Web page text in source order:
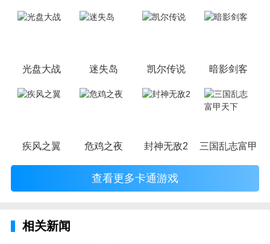
子玩，因为很多游戏厂商会故意把游戏中添加进入卡通元素，这也
可以说是一种勾起大家兴趣的手段！身边有好友能够在一起游戏的
光盘大战 迷失岛 凯尔传说 暗影剑客
疾风之翼 危鸡之夜 封神无敌2 三国乱志富甲天
查看更多卡通游戏
相关新闻